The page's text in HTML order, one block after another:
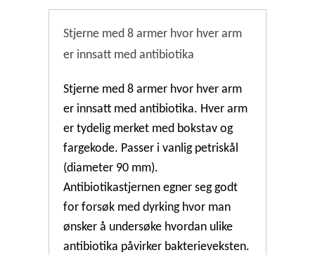
Stjerne med 8 armer hvor hver arm
er innsatt med antibiotika
Stjerne med 8 armer hvor hver arm
er innsatt med antibiotika. Hver arm
er tydelig merket med bokstav og
fargekode. Passer i vanlig petriskål
(diameter 90 mm).
Antibiotikastjernen egner seg godt
for forsøk med dyrking hvor man
ønsker å undersøke hvordan ulike
antibiotika påvirker bakterieveksten.